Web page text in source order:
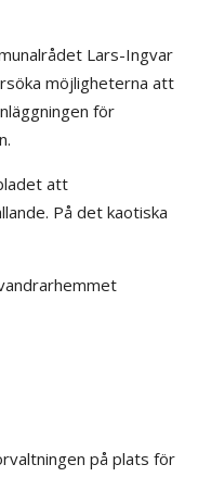
Lars-Ingvar
möjligheterna att
för
att
På det kaotiska
på plats för